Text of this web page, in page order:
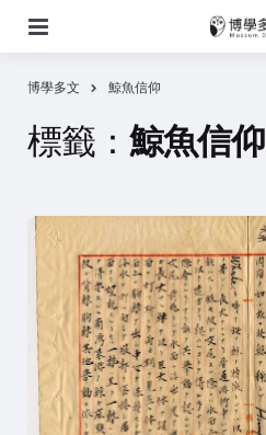
博學多文 鯨魚信仰
標籤： 鯨魚信仰